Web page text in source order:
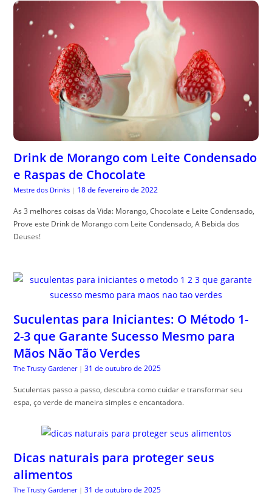
Drink de Morango com Leite Condensado
e Raspas de Chocolate
Mestre dos Drinks | 18 de fevereiro de 2022
As 3 melhores coisas da Vida: Morango, Chocolate e Leite Condensado,
Prove este Drink de Morango com Leite Condensado, A Bebida dos
Deuses!
Suculentas para Iniciantes: O Método 1-
2-3 que Garante Sucesso Mesmo para
Mãos Não Tão Verdes
The Trusty Gardener | 31 de outubro de 2025
Suculentas passo a passo, descubra como cuidar e transformar seu
espa, ço verde de maneira simples e encantadora.
Dicas naturais para proteger seus
alimentos
The Trusty Gardener | 31 de outubro de 2025